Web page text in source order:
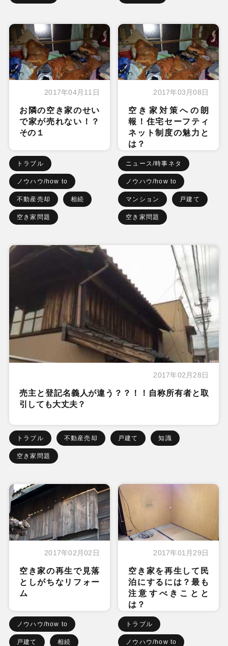
2017年04月11日
お隣の空き家のせい
で家が売れない！？
その１
トラブル
ノウハウ/how to
不動産売却 相続
空き家問題
2017年03月08日
空き家対策への朗
報！住宅セーフティ
ネット制度の魅力と
は？
ニュース/時事ネタ
ノウハウ/how to
マンション 戸建て
空き家問題
2017年02月28日
売主と登記名義人が違う？？！！自称所有者と取
引しても大丈夫？
トラブル 不動産売却 戸建て 知識
空き家問題
2017年02月02日
空き家の再生で見落
としがちなリフォー
ム
ノウハウ/how to
戸建て 相続
2017年01月29日
空き家を再生して民
泊にするには？最も
注意すべきことと
は？
トラブル
ノウハウ/how to